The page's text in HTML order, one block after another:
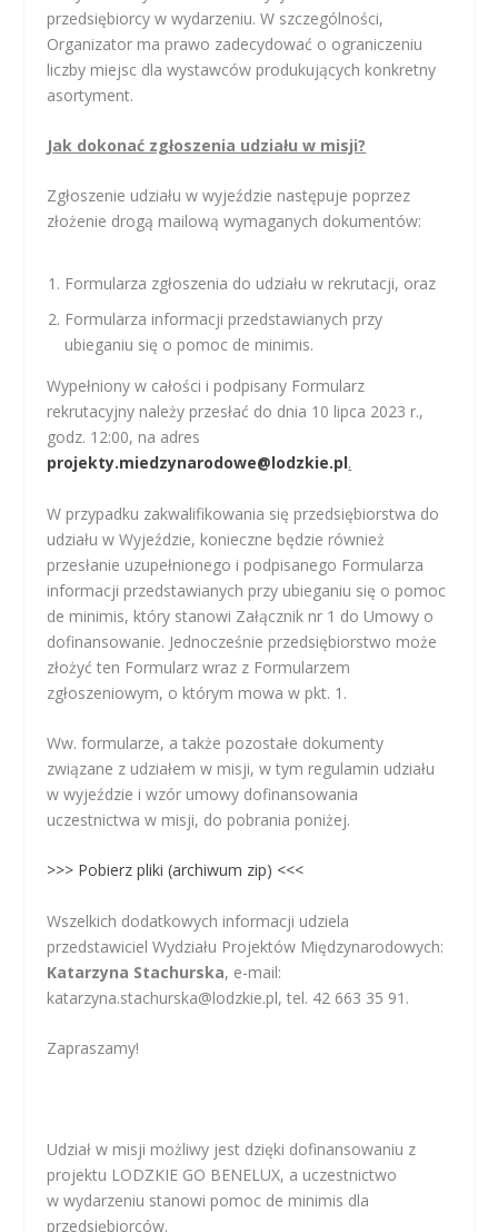
przedsiębiorcy w wydarzeniu. W szczególności,
Organizator ma prawo zadecydować o ograniczeniu
liczby miejsc dla wystawców produkujących konkretny
asortyment.
Jak dokonać zgłoszenia udziału w misji?
Zgłoszenie udziału w wyjeździe następuje poprzez
złożenie drogą mailową wymaganych dokumentów:
Formularza zgłoszenia do udziału w rekrutacji, oraz
Formularza informacji przedstawianych przy
ubieganiu się o pomoc de minimis.
Wypełniony w całości i podpisany Formularz
rekrutacyjny należy przesłać do dnia 10 lipca 2023 r.,
godz. 12:00, na adres
projekty.miedzynarodowe@lodzkie.pl.
W przypadku zakwalifikowania się przedsiębiorstwa do
udziału w Wyjeździe, konieczne będzie również
przesłanie uzupełnionego i podpisanego Formularza
informacji przedstawianych przy ubieganiu się o pomoc
de minimis, który stanowi Załącznik nr 1 do Umowy o
dofinansowanie. Jednocześnie przedsiębiorstwo może
złożyć ten Formularz wraz z Formularzem
zgłoszeniowym, o którym mowa w pkt. 1.
Ww. formularze, a także pozostałe dokumenty
związane z udziałem w misji, w tym regulamin udziału
w wyjeździe i wzór umowy dofinansowania
uczestnictwa w misji, do pobrania poniżej.
>>> Pobierz pliki (archiwum zip) <<<
Wszelkich dodatkowych informacji udziela
przedstawiciel Wydziału Projektów Międzynarodowych:
Katarzyna Stachurska, e-mail:
katarzyna.stachurska@lodzkie.pl, tel. 42 663 35 91.
Zapraszamy!
Udział w misji możliwy jest dzięki dofinansowaniu z
projektu LODZKIE GO BENELUX, a uczestnictwo
w wydarzeniu stanowi pomoc de minimis dla
przedsiębiorców.